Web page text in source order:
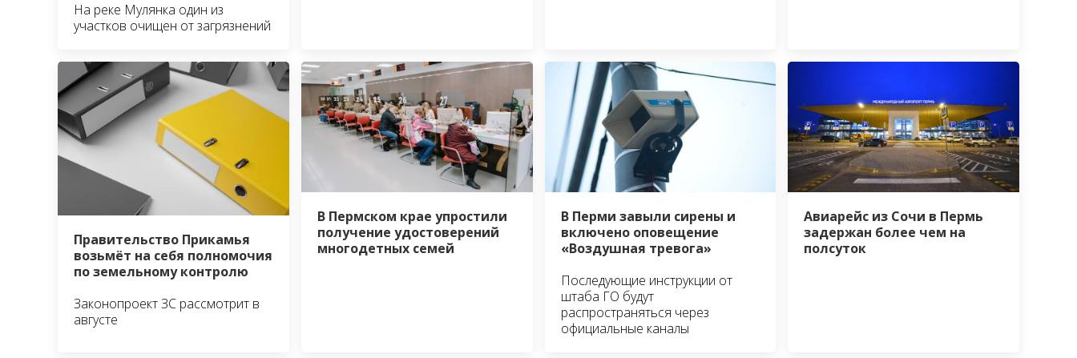
На реке Мулянка один из
участков очищен от загрязнений
Правительство Прикамья
возьмёт на себя полномочия
по земельному контролю
Законопроект ЗС рассмотрит в
августе
В Пермском крае упростили
получение удостоверений
многодетных семей
В Перми завыли сирены и
включено оповещение
«Воздушная тревога»
Последующие инструкции от
штаба ГО будут
распространяться через
официальные каналы
Авиарейс из Сочи в Пермь
задержан более чем на
полсуток